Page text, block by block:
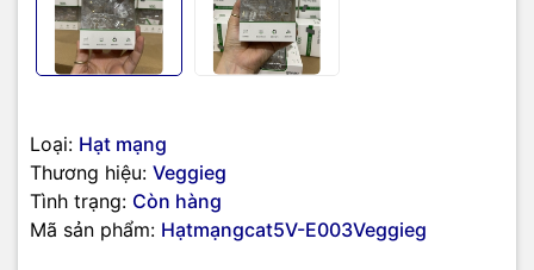
Loại: Hạt mạng
Thương hiệu: Veggieg
Tình trạng: Còn hàng
Mã sản phẩm: Hạtmạngcat5V-E003Veggieg